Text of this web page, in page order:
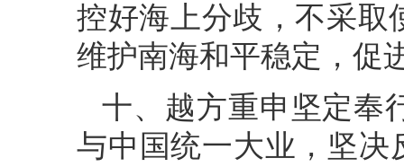
控好海上分歧，不采取
维护南海和平稳定，促
十、越方重申坚定奉
与中国统一大业，坚决